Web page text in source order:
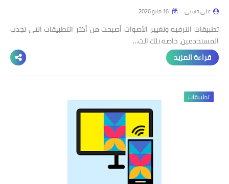
على حسنى
تطبيقات الترفيه وتغيير الأصوات أصبحت من أكثر التطبيقات التي تجذب
المستخدمين، خاصة تلك الت…
قراءة المزيد
تطبيقات